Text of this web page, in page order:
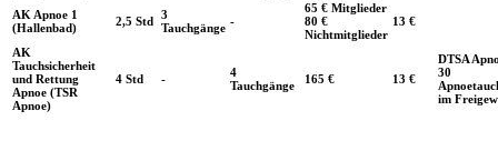
AK Apnoe 1
(Hallenbad)
2,5 Std 3
Tauchgänge -
65 € Mitglieder
80 €
Nichtmitglieder
13 €
AK
Tauchsicherheit
und Rettung
Apnoe (TSR
Apnoe)
4 Std -
4
Tauchgänge
165 € 13 €
DTSA
30
im